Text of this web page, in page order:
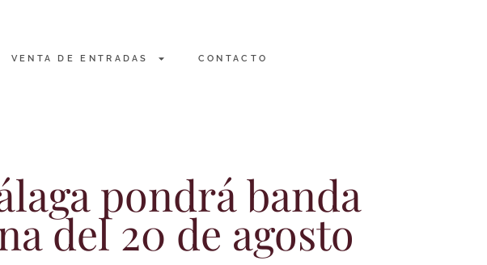
VENTA DE ENTRADAS CONTACTO
pondrá banda
del 20 de agosto